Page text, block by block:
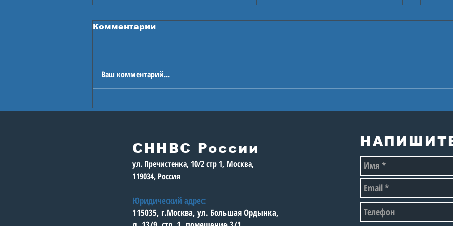
Игры будущего
Международной
настольного тенниса
восстановить допуск
соревнованиям без
Комментарии
Ваш комментарий...
СННВС России
ул. Пречистенка, 10/2 стр 1, Москва,
119034, Россия
Юридический адрес:
115035, г.Москва, ул. Большая Ордынка,